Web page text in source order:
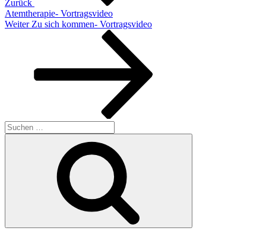
Zurück
Atemtherapie- Vortragsvideo
Nächster
Weiter Zu sich kommen- Vortragsvideo
Suchen
nach: